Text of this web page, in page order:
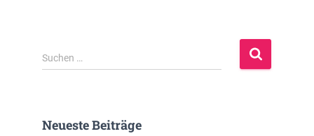
S
u
n
Suchen …
Neueste Beiträge